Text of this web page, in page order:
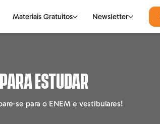
Matemática
Materiais Gratuitos Newsletter
estudar
se para o ENEM e vestibulares!